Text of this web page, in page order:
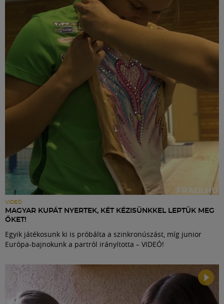
VIDEÓ
MAGYAR KUPÁT NYERTEK, KÉT KÉZISÜNKKEL LEPTÜK MEG
ŐKET!
Egyik játékosunk ki is próbálta a szinkronúszást, míg junior
Európa-bajnokunk a partról irányította – VIDEÓ!